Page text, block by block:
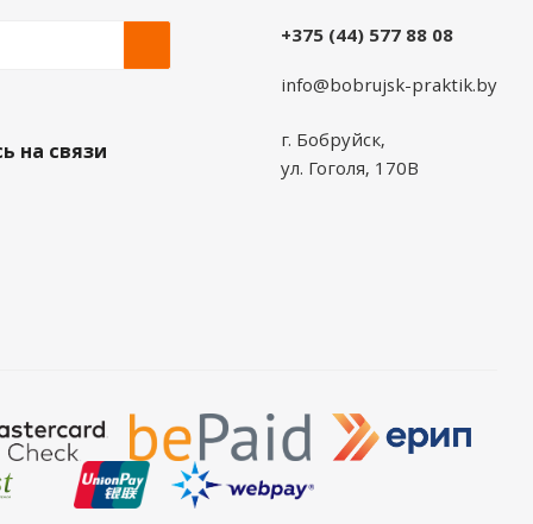
на связи
+375 (44) 577 88 08
info@bobrujsk-praktik.by
г. Бобруйск,
ул. Гоголя, 170В